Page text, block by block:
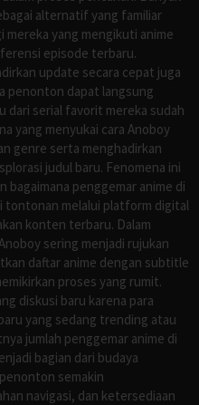
alternatif yang familiar
mereka yang mengikuti anime
episode terbaru.
update secara cepat juga
penonton dapat langsung
dari serial favorit mereka sudah
yang menyukai cara Anoboy
genre serta menghadirkan
judul baru. Fenomena ini
bagaimana penggemar anime di
tontonan melalui platform digital
konten terbaru. Dalam
sering menjadi rujukan
daftar anime dengan subtitle
proses yang rumit.
diskusi baru karena para
yang sedang trending atau
jumlah penggemar anime di
bagian dari budaya
semakin
navigasi, dan ketersediaan